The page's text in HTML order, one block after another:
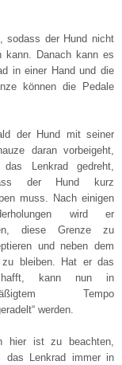
sodass der Hund nicht
kann. Danach kann es
in einer Hand und die
können die Pedale
der Hund mit seiner
daran vorbeigeht,
das Lenkrad gedreht,
der Hund kurz
muss. Nach einigen
wird er
diese Grenze zu
und neben dem
zu bleiben. Hat er das
kann nun in
Tempo
werden.
hier ist zu beachten,
das Lenkrad immer in